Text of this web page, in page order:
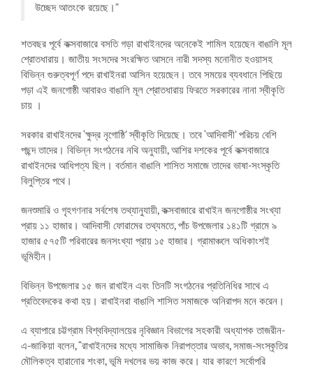
উচ্ছেদ আতংকে রয়েছে।”
শতবছর পূর্বে কক্সবাজারে বসতি গড়া রাখাইনদের অনেকেই শামিল হয়েছেন বাঙালি মূল
শ্রোতধারায়। জাতীয় সংসদের সংরক্ষিত আসনে নারী সদস্য মনোনীত হওয়াসহ
বিভিন্ন গুরুত্বপূর্ণ পদে রাখাইনরা আসিন হয়েছেন। তবে সময়ের ব্যবধানে পিছিয়ে
পড়া এই জনগোষ্ঠী আবারও বাঙালি মূল শ্রোতধারায় ফিরতে সরকারের নানা স্বীকৃতি
চায় ।
সরকার রাখাইনদের ‘ক্ষুদ্র নৃগোষ্ঠি’ স্বীকৃতি দিয়েছে। তবে ‘আদিবাসী’ পরিচয় বেশি
পছন্দ তাদের। বিভিন্ন সংগঠনের নথি অনুযায়ী, আশির দশকের পূর্বে কক্সবাজারে
রাখাইনদের আধিপত্য ছিল। বর্তমান বাঙালি শাসিত সমাজে তাদের ভাষা-সংস্কৃতি
বিলুপ্তির পথে।
জনশুমারি ও গৃহগণনার সর্বশেষ তথ্যানুযায়ী, কক্সবাজারে রাখাইন জনগোষ্ঠীর সংখ্যা
প্রায় ১১ হাজার। আদিবাসী ফোরামের তথ্যমতে, পাঁচ উপজেলার ১৪১টি গ্রামে ৯
হাজার ৫৭৫টি পরিবারের জনসংখ্যা প্রায় ১৫ হাজার। গ্রামাঞ্চলে অধিকাংশই
ভূমিহীন।
বিভিন্ন উপজেলার ১৫ জন রাখাইন এবং তিনটি সংগঠনের প্রতিনিধির সাথে এ
প্রতিবেদকের কথা হয়। রাখাইনরা বাঙালি শাসিত সমাজকে অনিরাপদ মনে করেন।
এ ব্যাপারে চট্টগ্রাম বিশ্ববিদ্যালয়ের নৃবিজ্ঞান বিভাগের সহকারী অধ্যাপক তাজরীন-
এ-জাকিয়া বলেন, “রাখাইনদের মধ্যে সামাজিক নিরাপত্তার অভাব, সমাজ-সংস্কৃতির
মৌলিকত্ব হারানোর শংকা, ভূমি দখলের ভয় কাজ করে। যার কারণে সর্বোপরি